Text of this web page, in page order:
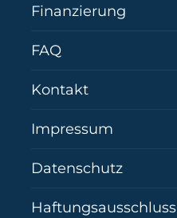
Finanzierung
FAQ
Kontakt
Impressum
Datenschutz
Haftungsausschluss